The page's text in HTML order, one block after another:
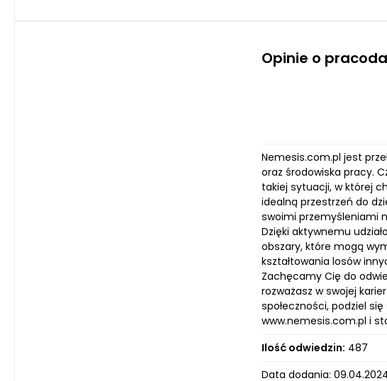
Opinie o
Nemesis.com.pl jest
oraz środowiska pracy.
takiej sytuacji, w której
idealną przestrzeń do
swoimi przemyśleniami
Dzięki aktywnemu
obszary, które mogą
kształtowania losów
Zachęcamy Cię do
rozważasz w swojej
społeczności, podziel
www.nemesis.com.pl i
Ilość odwiedzin: 487
Data dodania: